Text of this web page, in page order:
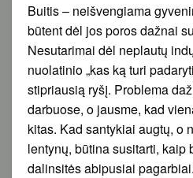
Buitis – neišvengiama
būtent dėl jos poros dažnai
Nesutarimai dėl neplautų
nuolatinio „kas ką turi
stipriausią ryšį. Problema
darbuose, o jausme, kad
kitas. Kad santykiai augtų, o
lentynų, būtina susitarti, kaip
dalinsitės abipusiai pagarbiai.